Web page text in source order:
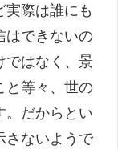
際は誰にも
はできないの
ではなく、景
と等々、世の
。だからとい
さないようで